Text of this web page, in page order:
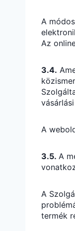
A
Az
3.4.
A
3.5. A
A
termék